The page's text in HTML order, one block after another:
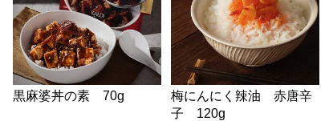
黒麻婆丼の素 70g
梅にんにく辣油 赤唐辛
子 120g